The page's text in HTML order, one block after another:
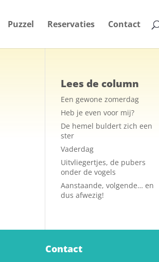
Puzzel Reservaties Contact
Lees de column
Een gewone zomerdag
Heb je even voor mij?
De hemel buldert zich een
ster
Vaderdag
Uitvliegertjes, de pubers
onder de vogels
Aanstaande, volgende… en
dus afwezig!
Contact